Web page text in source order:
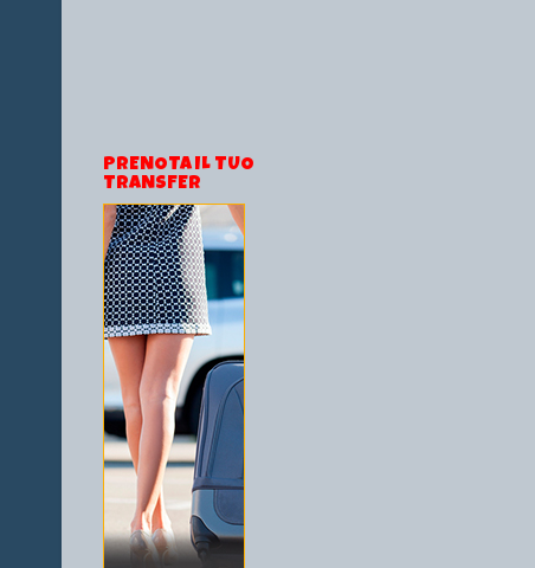
PRENOTA IL TUO
TRANSFER